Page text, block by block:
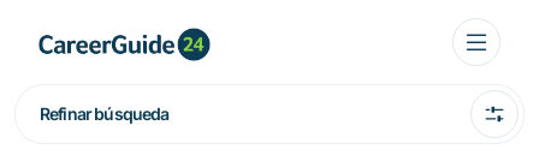
Refinar búsqueda